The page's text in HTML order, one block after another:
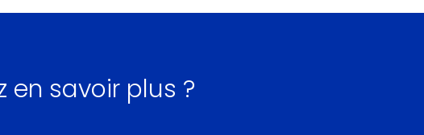
en savoir plus ?